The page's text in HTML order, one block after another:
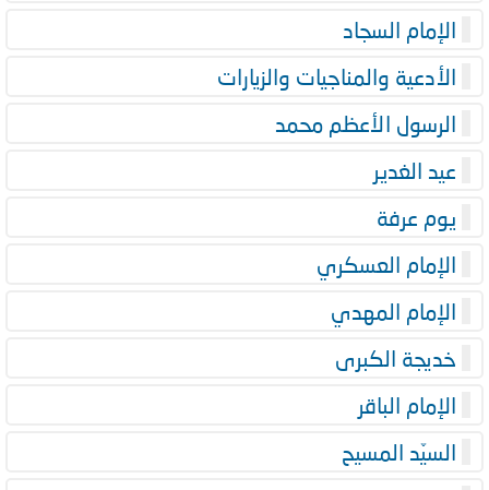
الإمام السجاد
الأدعية والمناجيات والزيارات
الرسول الأعظم محمد
عيد الغدير
يوم عرفة
الإمام العسكري
الإمام المهدي
خديجة الكبرى
الإمام الباقر
السيّد المسيح